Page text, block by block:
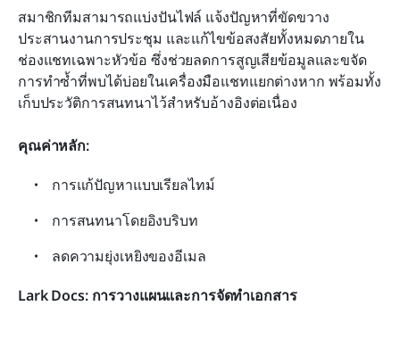
สมาชิกทีมสามารถแบ่งปันไฟล์ แจ้งปัญหาที่ขัดขวาง
ประสานงานการประชุม และแก้ไขข้อสงสัยทั้งหมดภายใน
ช่องแชทเฉพาะหัวข้อ ซึ่งช่วยลดการสูญเสียข้อมูลและขจัด
การทำซ้ำที่พบได้บ่อยในเครื่องมือแชทแยกต่างหาก พร้อมทั้ง
เก็บประวัติการสนทนาไว้สำหรับอ้างอิงต่อเนื่อง
คุณค่าหลัก:
การแก้ปัญหาแบบเรียลไทม์
การสนทนาโดยอิงบริบท
ลดความยุ่งเหยิงของอีเมล
Lark Docs: การวางแผนและการจัดทำเอกสาร